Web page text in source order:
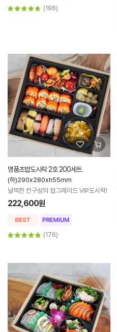
(196)
명품초밥도시락 2호 200세트
(하)290x280xh55mm
널찍한 칸구성의 업그레이드 VIP도시락!
222,600원
(176)